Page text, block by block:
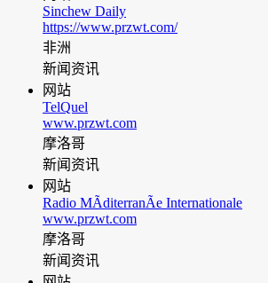
Sinchew Daily
https://www.przwt.com/
非洲
新闻资讯
网站
TelQuel
www.przwt.com
摩洛哥
新闻资讯
网站
Radio MÃditerranÃe Internationale
www.przwt.com
摩洛哥
新闻资讯